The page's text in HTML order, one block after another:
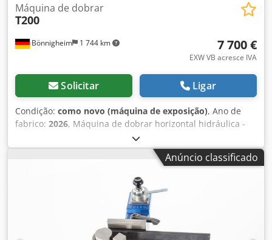
Bönnigheim 1 744 km
Máquina de dobrar
T200
7 700 €
EXW VB acresce IVA
Solicitar Ligar
Condição: como novo (máquina de exposição), Ano de
fabrico: 2026, Máquina de dobrar horizontal hidráulica -
Modelo T 200 com paragem - máquina de alimentação -
Comprimento do curso 185 mm - Peso 500 kg Djdsy T
Ranspfx Amfjck Capacidade de dobragem até barras
planas ST 37 é 200x12 mm (com ferramenta apropriada)
com punção R 5 e matriz V 100 mm
Anúncio classificado